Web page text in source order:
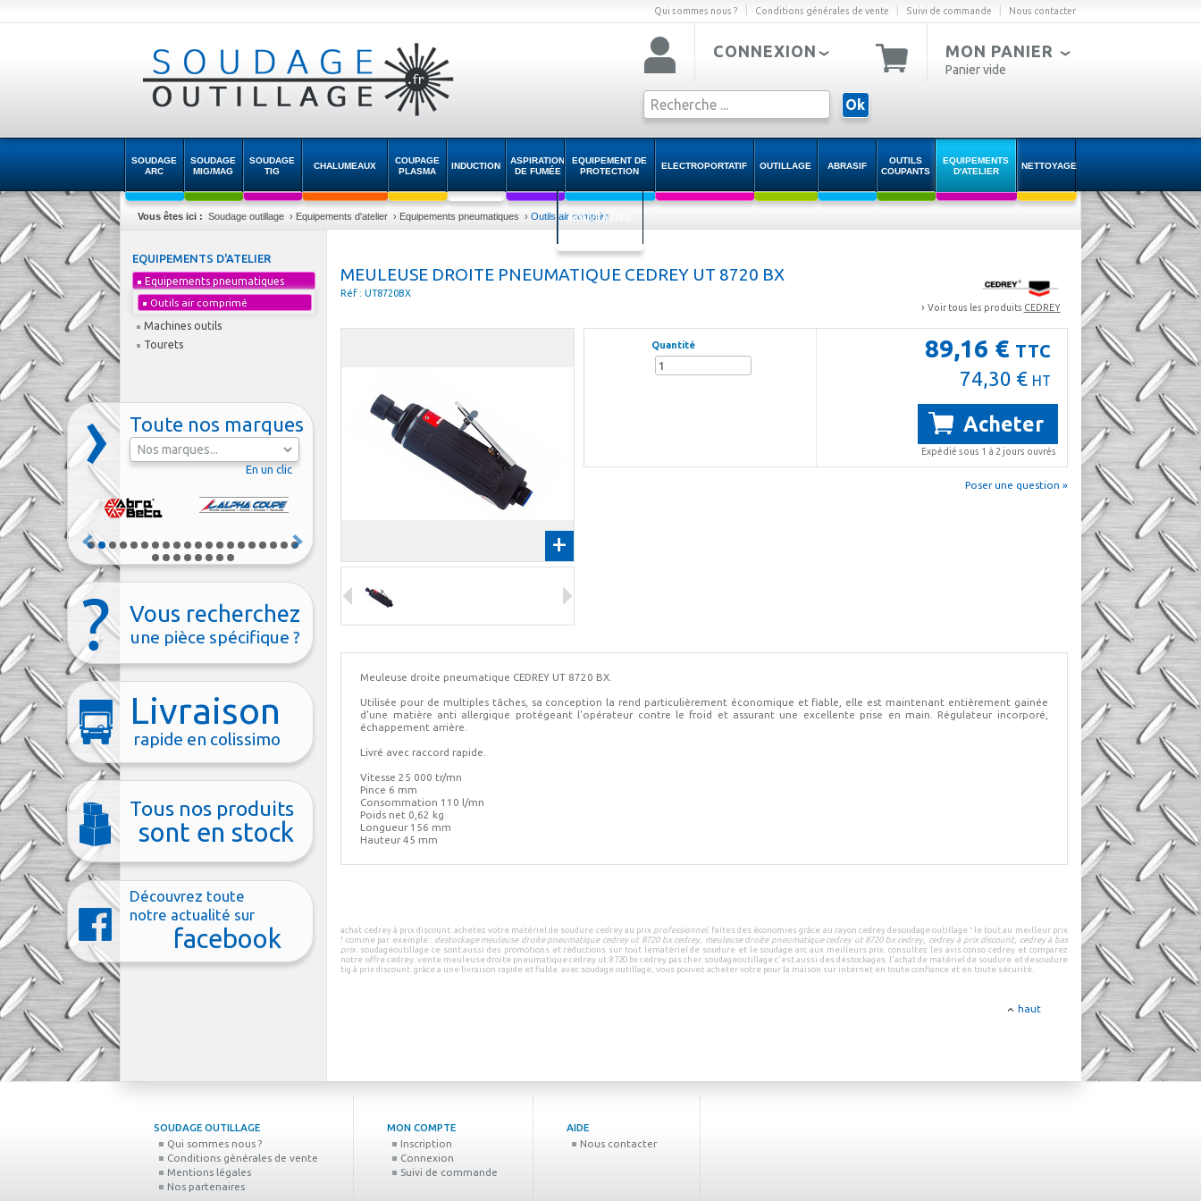
Qui sommes nous ? Conditions générales de vente Suivi de commande Nous contacter
CONNEXION MON PANIER
Panier vide
Ok
SOUDAGE
ARC
SOUDAGE
MIG/MAG
SOUDAGE
TIG
CHALUMEAUX
COUPAGE
PLASMA
INDUCTION
ASPIRATION
DE FUMÉE
EQUIPEMENT DE
PROTECTION
ELECTROPORTATIF OUTILLAGE ABRASIF
OUTILS
COUPANTS
EQUIPEMENTS
D'ATELIER
NETTOYAGE
NOUVEAUTÉS
Vous êtes ici : Soudage outillage› Equipements d'atelier› Equipements pneumatiques › Outils air comprim
EQUIPEMENTS D'ATELIER
Equipements pneumatiques
Outils air comprimé
Machines outils
Tourets
Toute nos marques
En un clic
Vous recherchez
une pièce spécifique ?
Livraison
rapide en colissimo
Tous nos produits
sont en stock
Découvrez toute
notre actualité sur
facebook
› Voir tous les produits CEDREY
MEULEUSE DROITE PNEUMATIQUE CEDREY UT 8720 BX
Réf : UT8720BX
+
89,16 € TTC
74,30 € HT
Acheter
Expédié sous 1 à 2 jours ouvrés
Quantité
Poser une question »
Meuleuse droite pneumatique CEDREY UT 8720 BX.
Utilisée pour de multiples tâches, sa conception la rend particulièrement économique et fiable, elle est maintenant entièrement gainée
d'une matière anti allergique protégeant l'opérateur contre le froid et assurant une excellente prise en main. Régulateur incorporé,
échappement arrière.
Livré avec raccord rapide.
Vitesse 25 000 tr/mn
Pince 6 mm
Consommation 110 l/mn
Poids net 0,62 kg
Longueur 156 mm
Hauteur 45 mm
achat cedrey à prix discount. achetez votre matériel de soudure cedreyau prix professionnel. faites des économies grâce au rayon cedreydesoudage outillage! le tout au meilleur prix
! comme par exemple : destockage meuleuse droite pneumatique cedrey ut 8720 bx cedrey, meuleuse droite pneumatique cedrey ut 8720 bx cedrey, cedrey à prix discount, cedrey à bas
prix. soudageoutillage ce sont aussi des promotionset réductions sur tout lematériel de soudure et le soudage arc aux meilleurs prix consultez les avis conso cedrey et comparez
notre offre cedrey. vente meuleuse droite pneumatique cedrey ut 8720 bx cedrey pas cher. soudageoutillagec'est aussi desdéstockages. l'achat de matériel de soudure et desoudure
tig à prix discount. grâce a une livraison rapide et fiable avec soudage outillage , vous pouvezacheter votre pour la maison sur internet en toute confiance et en toute sécurité
haut
SOUDAGE OUTILLAGE
Qui sommes nous ?
Conditions générales de vente
Mentions légales
Nos partenaires
MON COMPTE
Inscription
Connexion
Suivi de commande
AIDE
Nous contacter